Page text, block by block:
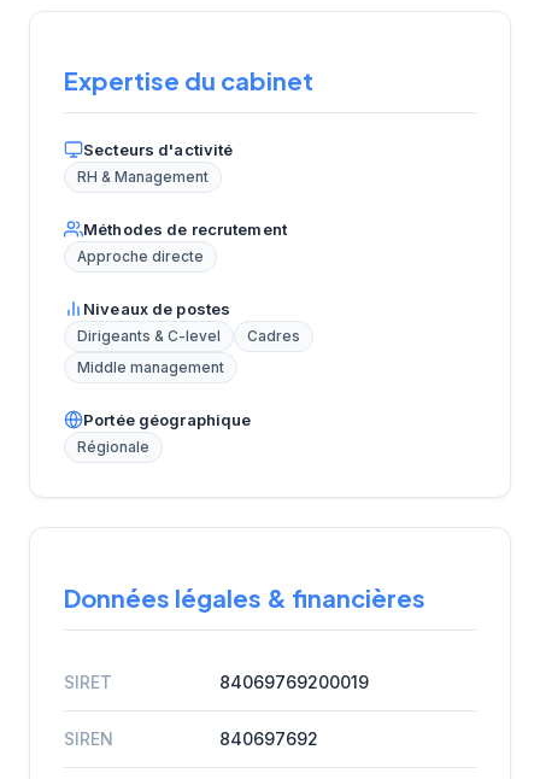
Expertise du cabinet
Secteurs d'activité
RH & Management
Méthodes de recrutement
Approche directe
Niveaux de postes
Dirigeants & C-level
Cadres
Middle management
Portée géographique
Régionale
Données légales & financières
SIRET 84069769200019
SIREN 840697692